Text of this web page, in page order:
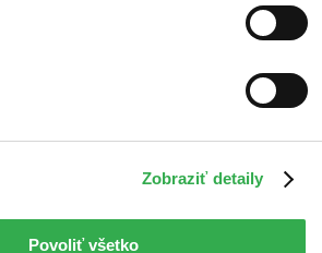
Zobraziť detaily
Povoliť všetko
série